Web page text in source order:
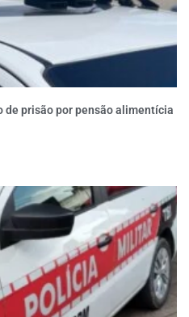
prisão por pensão alimentícia